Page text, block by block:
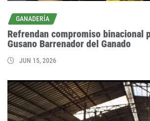
GANADERÍA
Refrendan compromiso binacional
Gusano Barrenador del Ganado
JUN 15, 2026